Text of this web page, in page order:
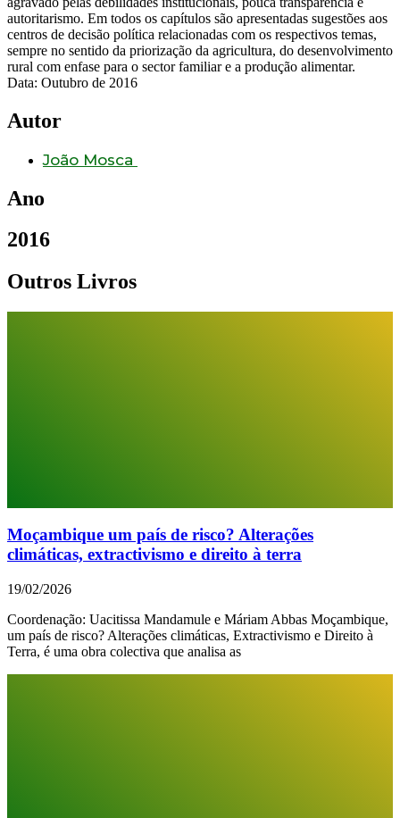
autoritarismo. Em todos os capítulos são apresentadas sugestões aos
centros de decisão política relacionadas com os respectivos temas,
sempre no sentido da priorização da agricultura, do desenvolvimento
rural com enfase para o sector familiar e a produção alimentar.
Data: Outubro de 2016
Autor
João Mosca
Ano
2016
Outros Livros
Moçambique um país de risco? Alterações
climáticas, extractivismo e direito à terra
19/02/2026
Coordenação: Uacitissa Mandamule e Máriam Abbas Moçambique,
um país de risco? Alterações climáticas, Extractivismo e Direito à
Terra, é uma obra colectiva que analisa as